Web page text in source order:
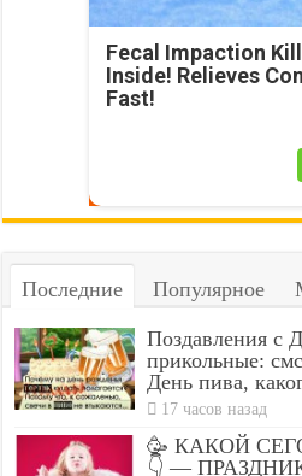
Fecal Impaction
Inside! Relieves
Fast!
Последние Популярное
Поздавления с
прикольные:
День пива,
17 часов назад
🥳 КАКОЙ
👇 —